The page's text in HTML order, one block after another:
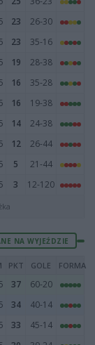
23
26-30
23
35-16
19
28-38
16
35-28
16
19-38
14
24-38
12
26-44
5
21-44
3 12-120
NA WYJEŹDZIE
PKT GOLE FORMA
37
60-20
34
40-14
33
45-14